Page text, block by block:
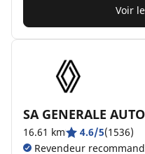
Voir
SA GENERALE
16.61 km 4.6/5(1536)
Revendeur